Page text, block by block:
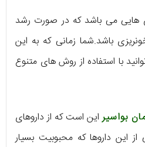
هایی می باشد که در صورت رشد
باشد.شما زمانی که به این
با استفاده از روش های متنوع
بواسیراین است که از داروهای
این داروها که محبوبیت بسیار